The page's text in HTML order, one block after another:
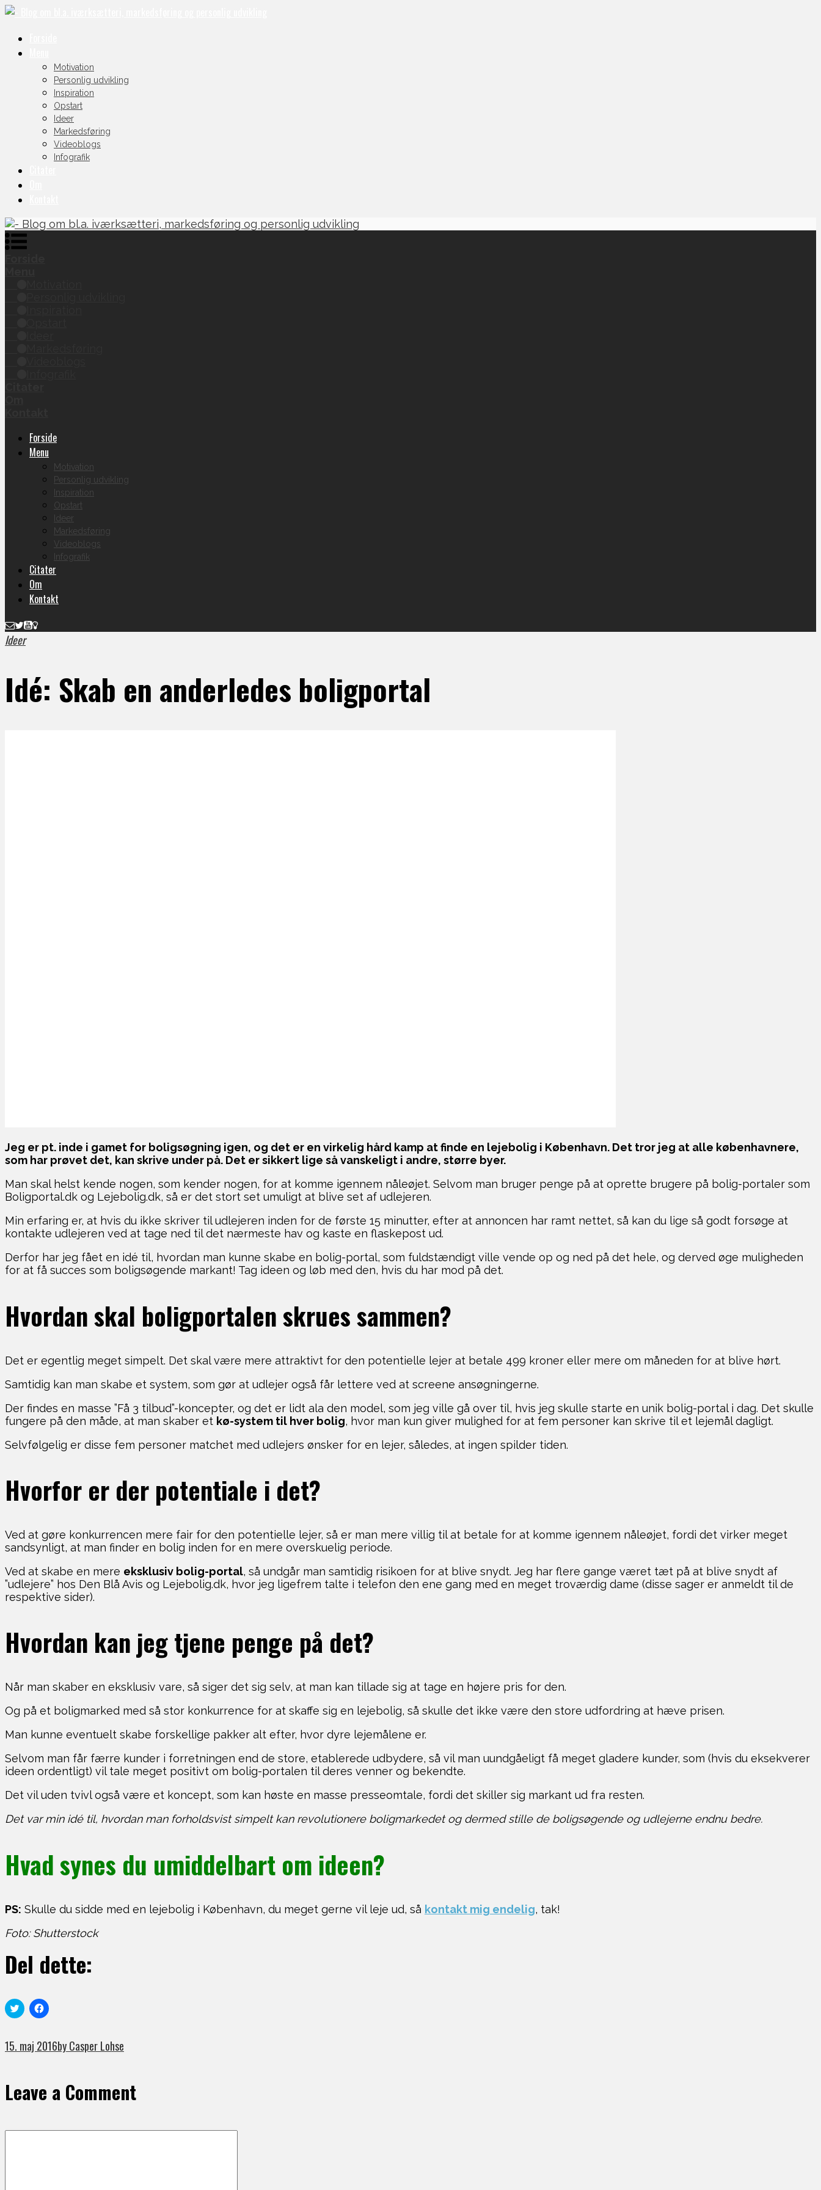
Motivation
Personlig udvikling
Inspiration
Opstart
Ideer
Markedsføring
Videoblogs
Infografik
Forside
Menu
Motivation
Personlig udvikling
Inspiration
Opstart
Ideer
Markedsføring
Videoblogs
Infografik
Citater
Om
Kontakt
Ideer
Idé: Skab en anderledes boligportal
Jeg er pt. inde i gamet for boligsøgning igen, og det er en virkelig hård kamp at finde en lejebolig i København. Det tror jeg at alle københavnere,
som har prøvet det, kan skrive under på. Det er sikkert lige så vanskeligt i andre, større byer.
Man skal helst kende nogen, som kender nogen, for at komme igennem nåleøjet. Selvom man bruger penge på at oprette brugere på bolig-portaler som
Boligportal.dk og Lejebolig.dk, så er det stort set umuligt at blive set af udlejeren.
Min erfaring er, at hvis du ikke skriver til udlejeren inden for de første 15 minutter, efter at annoncen har ramt nettet, så kan du lige så godt forsøge at
kontakte udlejeren ved at tage ned til det nærmeste hav og kaste en flaskepost ud.
Derfor har jeg fået en idé til, hvordan man kunne skabe en bolig-portal, som fuldstændigt ville vende op og ned på det hele, og derved øge muligheden
for at få succes som boligsøgende markant! Tag ideen og løb med den, hvis du har mod på det.
Hvordan skal boligportalen skrues sammen?
Det er egentlig meget simpelt. Det skal være mere attraktivt for den potentielle lejer at betale 499 kroner eller mere om måneden for at blive hørt.
Samtidig kan man skabe et system, som gør at udlejer også får lettere ved at screene ansøgningerne.
Der findes en masse ”Få 3 tilbud”-koncepter, og det er lidt ala den model, som jeg ville gå over til, hvis jeg skulle starte en unik bolig-portal i dag. Det skulle
fungere på den måde, at man skaber et kø-system til hver bolig, hvor man kun giver mulighed for at fem personer kan skrive til et lejemål dagligt.
Selvfølgelig er disse fem personer matchet med udlejers ønsker for en lejer, således, at ingen spilder tiden.
Hvorfor er der potentiale i det?
Ved at gøre konkurrencen mere fair for den potentielle lejer, så er man mere villig til at betale for at komme igennem nåleøjet, fordi det virker meget
sandsynligt, at man finder en bolig inden for en mere overskuelig periode.
Ved at skabe en mere eksklusiv bolig-portal, så undgår man samtidig risikoen for at blive snydt. Jeg har flere gange været tæt på at blive snydt af
”udlejere” hos Den Blå Avis og Lejebolig.dk, hvor jeg ligefrem talte i telefon den ene gang med en meget troværdig dame (disse sager er anmeldt til de
respektive sider).
Hvordan kan jeg tjene penge på det?
Når man skaber en eksklusiv vare, så siger det sig selv, at man kan tillade sig at tage en højere pris for den.
Og på et boligmarked med så stor konkurrence for at skaffe sig en lejebolig, så skulle det ikke være den store udfordring at hæve prisen.
Man kunne eventuelt skabe forskellige pakker alt efter, hvor dyre lejemålene er.
Selvom man får færre kunder i forretningen end de store, etablerede udbydere, så vil man uundgåeligt få meget gladere kunder, som (hvis du eksekverer
ideen ordentligt) vil tale meget positivt om bolig-portalen til deres venner og bekendte.
Det vil uden tvivl også være et koncept, som kan høste en masse presseomtale, fordi det skiller sig markant ud fra resten.
Det var min idé til, hvordan man forholdsvist simpelt kan revolutionere boligmarkedet og dermed stille de boligsøgende og udlejerne endnu bedre.
Hvad synes du umiddelbart om ideen?
PS: Skulle du sidde med en lejebolig i København, du meget gerne vil leje ud, så kontakt mig endelig, tak!
Foto: Shutterstock
Del dette:
Click
to
(Opens
in
Click
to
(Opens
in
15. maj 2016by Casper Lohse
Leave a Comment